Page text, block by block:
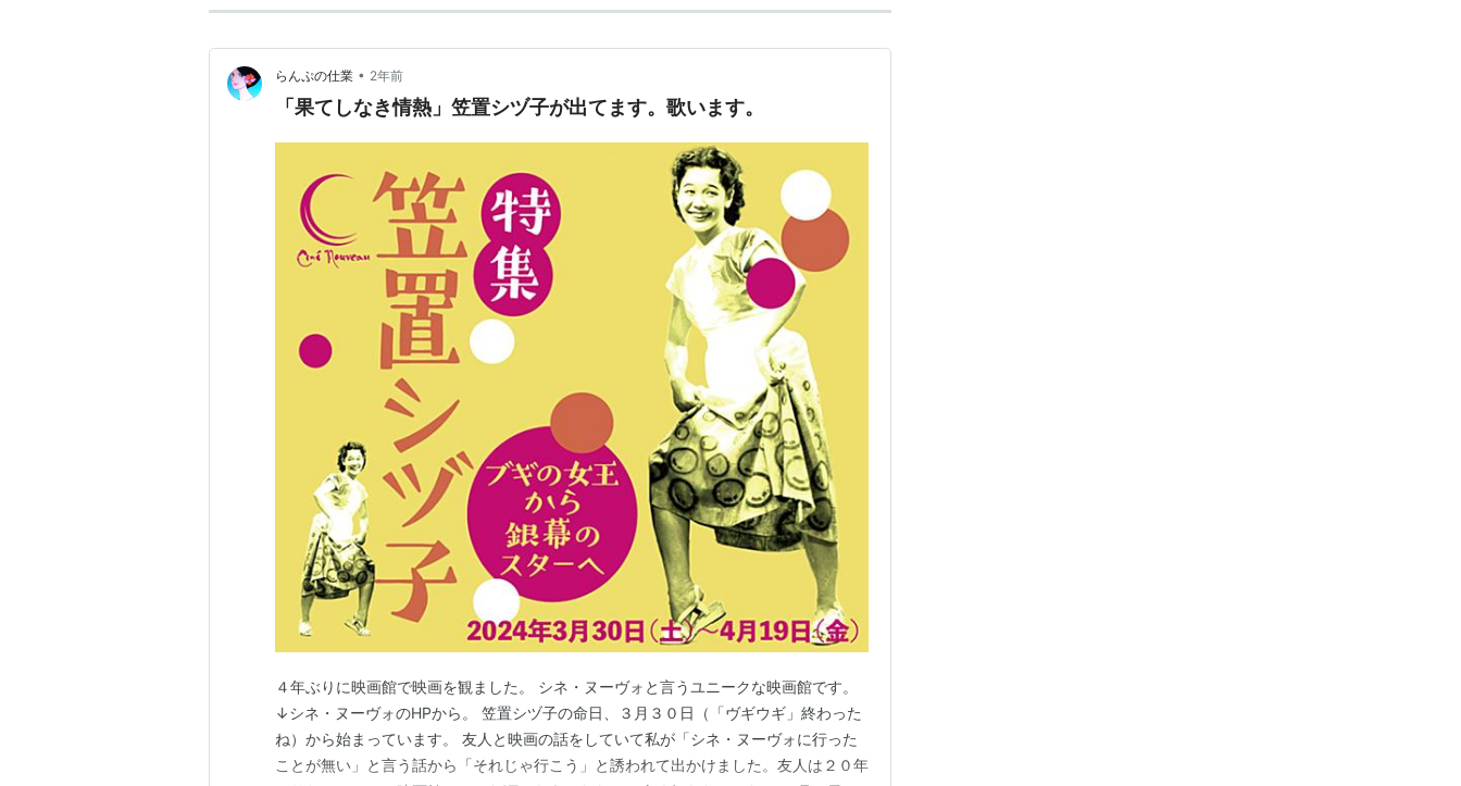
らんぷの仕業 • 2年前
「果てしなき情熱」笠置シヅ子が出てます。歌います。
４年ぶりに映画館で映画を観ました。 シネ・ヌーヴォと言うユニークな映画館です。
↓シネ・ヌーヴォのHPから。 笠置シヅ子の命日、３月３０日（「ヴギウギ」終わった
ね）から始まっています。 友人と映画の話をしていて私が「シネ・ヌーヴォに行った
ことが無い」と言う話から「それじゃ行こう」と誘われて出かけました。友人は２０年